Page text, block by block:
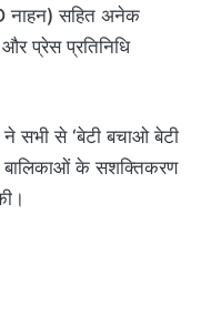
नाहन) सहित अनेक
और प्रेस प्रतिनिधि
सभी से ‘बेटी बचाओ बेटी
के सशक्तिकरण